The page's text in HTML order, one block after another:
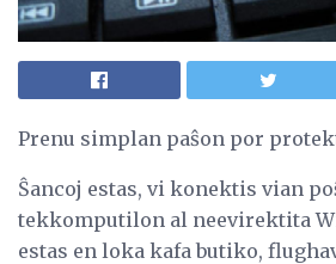
Prenu simplan paŝon por
Ŝancoj estas, vi konektis vian
tekkomputilon al neevirektita
estas en loka kafa butiko,